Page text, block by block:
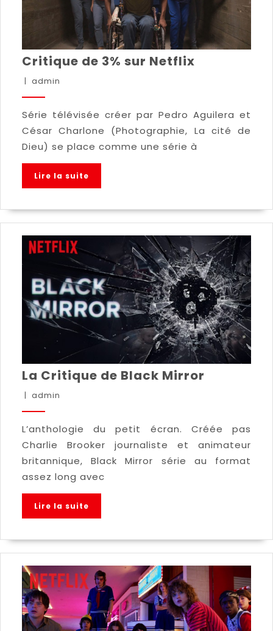
Critique de 3% sur Netflix
| admin
Série télévisée créer par Pedro Aguilera et
César Charlone (Photographie, La cité de
Dieu) se place comme une série à
Lire la suite
La Critique de Black Mirror
| admin
L’anthologie du petit écran. Créée pas
Charlie Brooker journaliste et animateur
britannique, Black Mirror série au format
assez long avec
Lire la suite